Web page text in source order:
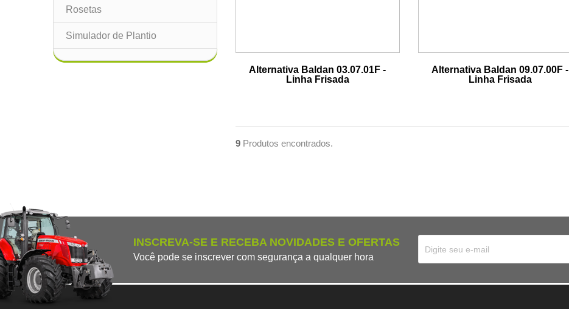
Rosetas
Simulador de Plantio
Alternativa Baldan 03.07.01F -
Linha Frisada
Alternativa Baldan 09.07.00F -
Linha Frisada
9 Produtos encontrados.
INSCREVA-SE E RECEBA NOVIDADES E OFERTAS
Você pode se inscrever com segurança a qualquer hora